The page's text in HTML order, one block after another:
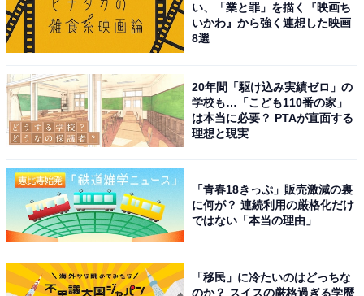
好きな音楽を流しながらドライブできる
車内の設定はアプリや車内モニターで変更可能。空調の
設定や、椅子の位置なども細かくカスタマイズできま
い、「業と罪」を描く『映画ち
いかわ』から強く連想した映画
8選
20年間「駆け込み実績ゼロ」の
学校も…「こども110番の家」
は本当に必要？ PTAが直面する
理想と現実
「青春18きっぷ」販売激減の裏
に何が？ 連続利用の厳格化だけ
ではない「本当の理由」
「移民」に冷たいのはどっちな
のか？ スイスの厳格過ぎる学歴